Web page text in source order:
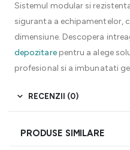
Sistemul modular si
siguranta a echipamentelor,
dimensiune. Descopera
depozitarepentru a alege
profesional si a imbunatati
RECENZII (0)
PRODUSE SIMILARE